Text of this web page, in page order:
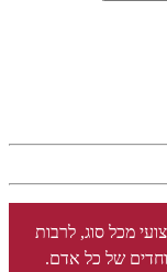
מכל סוג, לרבות
של כל אדם.